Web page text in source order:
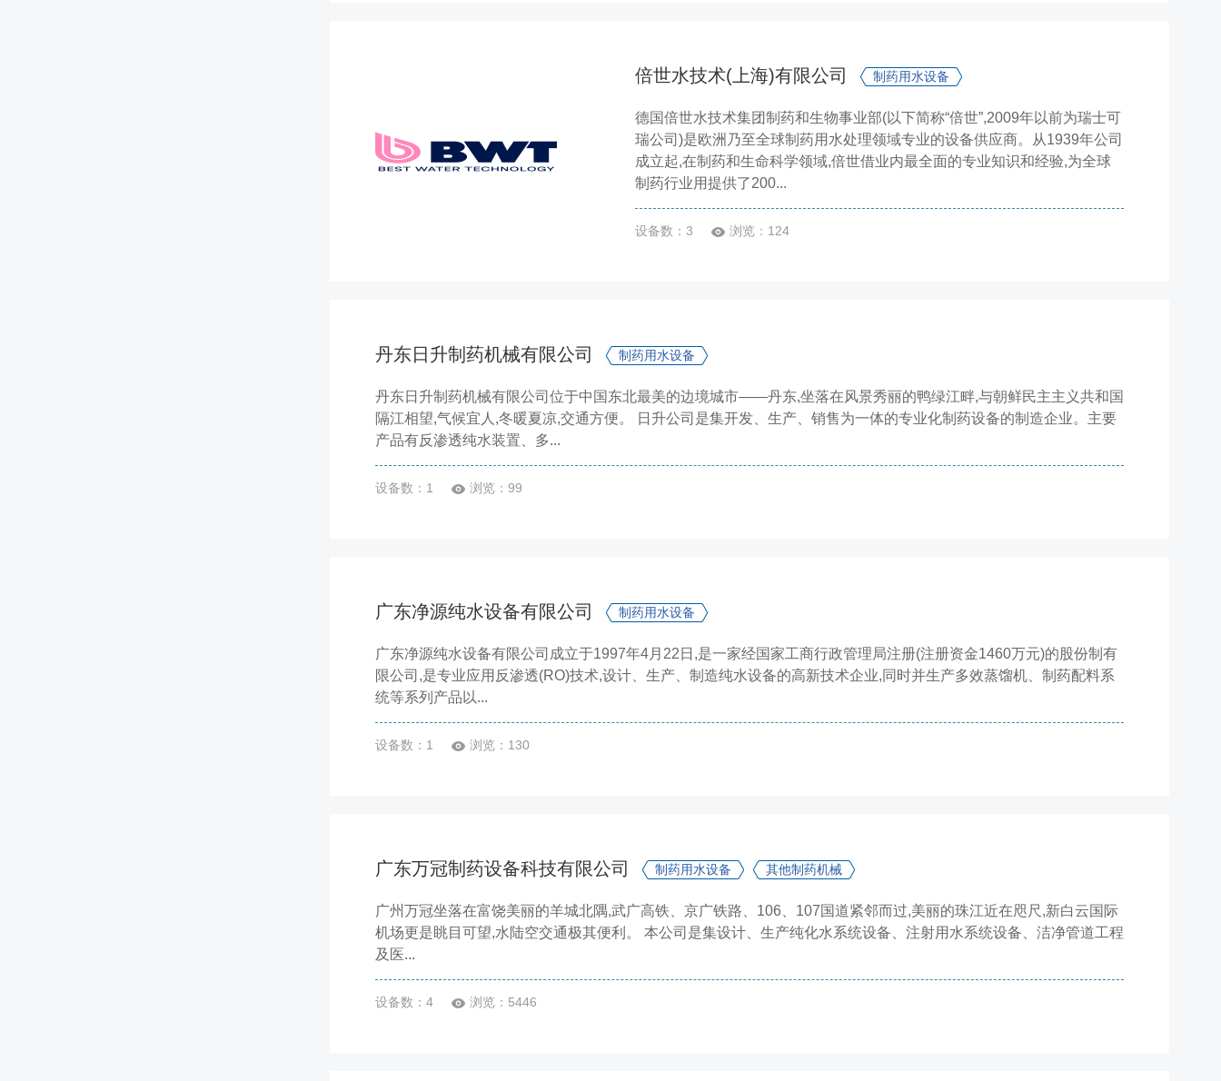
倍世水技术(上海)有限公司 制药用水设备
德国倍世水技术集团制药和生物事业部(以下简称“倍世”,2009年以前为瑞士可
瑞公司)是欧洲乃至全球制药用水处理领域专业的设备供应商。从1939年公司
成立起,在制药和生命科学领域,倍世借业内最全面的专业知识和经验,为全球
制药行业用提供了200...
设备数：3 浏览：124
丹东日升制药机械有限公司 制药用水设备
丹东日升制药机械有限公司位于中国东北最美的边境城市——丹东,坐落在风景秀丽的鸭绿江畔,与朝鲜民主主义共和国
隔江相望,气候宜人,冬暖夏凉,交通方便。 日升公司是集开发、生产、销售为一体的专业化制药设备的制造企业。主要
产品有反渗透纯水装置、多...
设备数：1 浏览：99
广东净源纯水设备有限公司 制药用水设备
广东净源纯水设备有限公司成立于1997年4月22日,是一家经国家工商行政管理局注册(注册资金1460万元)的股份制有
限公司,是专业应用反渗透(RO)技术,设计、生产、制造纯水设备的高新技术企业,同时并生产多效蒸馏机、制药配料系
统等系列产品以...
设备数：1 浏览：130
广东万冠制药设备科技有限公司 制药用水设备 其他制药机械
广州万冠坐落在富饶美丽的羊城北隅,武广高铁、京广铁路、106、107国道紧邻而过,美丽的珠江近在咫尺,新白云国际
机场更是眺目可望,水陆空交通极其便利。 本公司是集设计、生产纯化水系统设备、注射用水系统设备、洁净管道工程
及医...
设备数：4 浏览：5446